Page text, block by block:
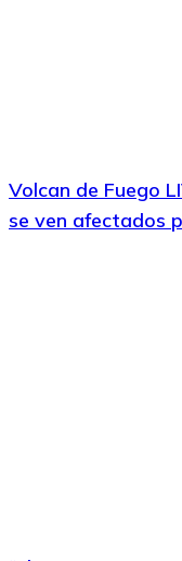
Volcan de Fuego
se ven afectados